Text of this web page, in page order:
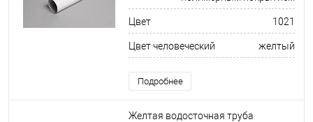
Цвет 1021
Цвет человеческий желтый
Подробнее
Желтая водосточная труба